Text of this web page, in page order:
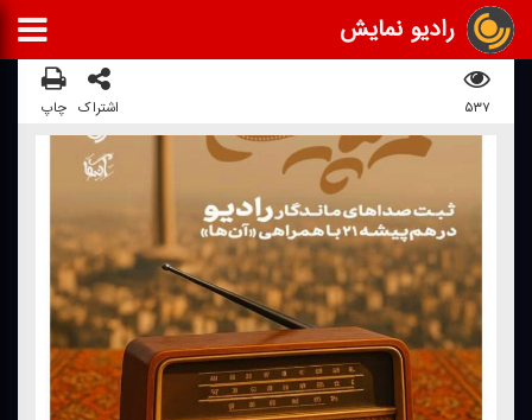
رادیو نمایش
۵۳۷ اشتراک چاپ